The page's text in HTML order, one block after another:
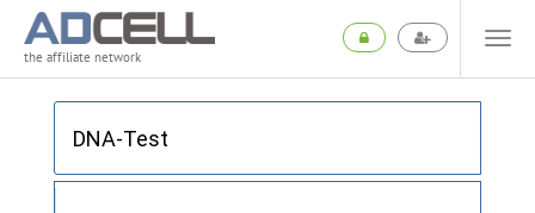
the affiliate network